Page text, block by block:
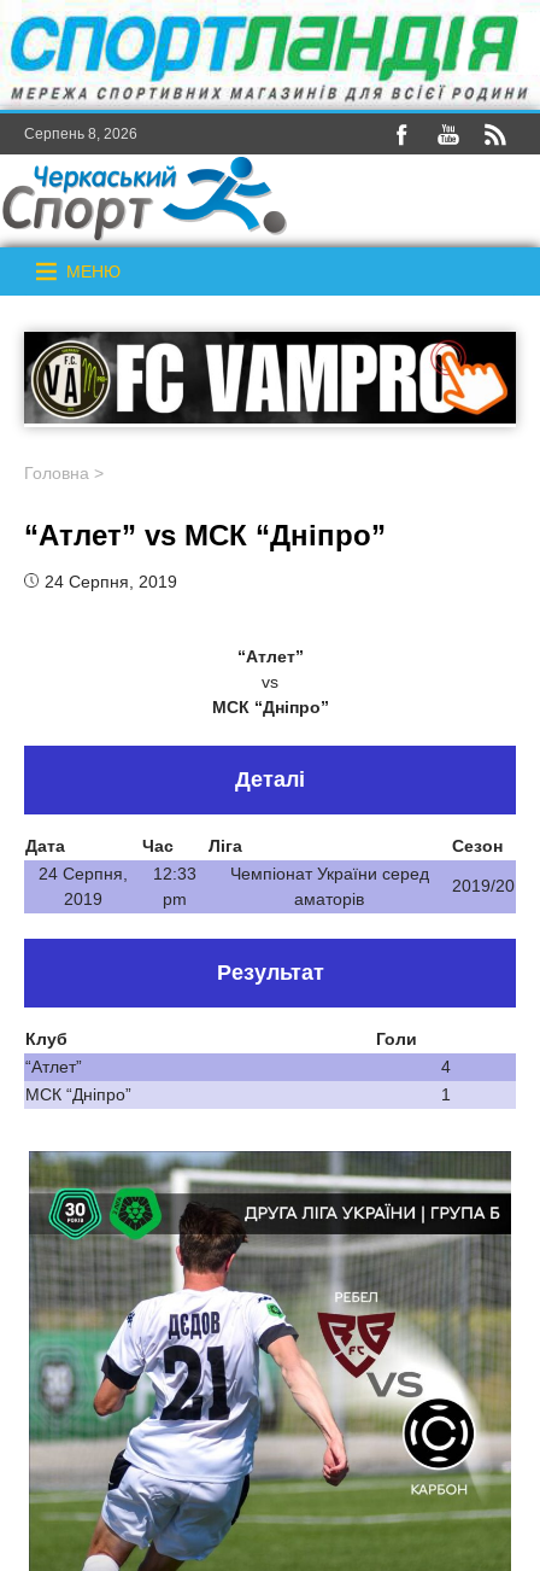
Серпень 8, 2026
МЕНЮ
Головна >
“Атлет” vs МСК “Дніпро”
24 Серпня, 2019
“Атлет”
vs
МСК “Дніпро”
Деталі
Дата Час Ліга
Сезон
24 Серпня,
2019
12:33
pm
Чемпіонат України серед
аматорів
2019/20
Результат
Клуб
Голи
“Атлет”
4
МСК “Дніпро”
1